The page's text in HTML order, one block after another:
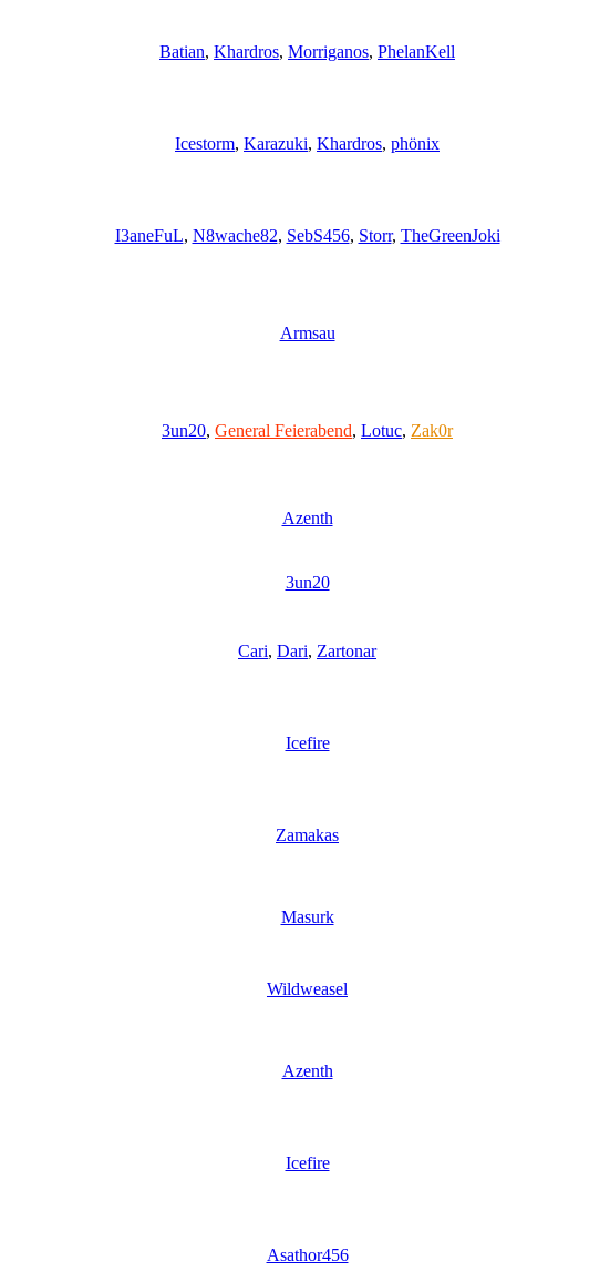
Batian, Khardros, Morriganos, PhelanKell
Icestorm, Karazuki, Khardros, phönix
I3aneFuL, N8wache82, SebS456, Storr, TheGreenJoki
Armsau
3un20, General Feierabend, Lotuc, Zak0r
Azenth
3un20
Cari, Dari, Zartonar
Icefire
Zamakas
Masurk
Wildweasel
Azenth
Icefire
Asathor456